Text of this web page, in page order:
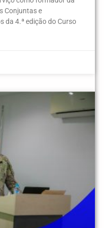
Conjuntas e
da 4.ª edição do Curso